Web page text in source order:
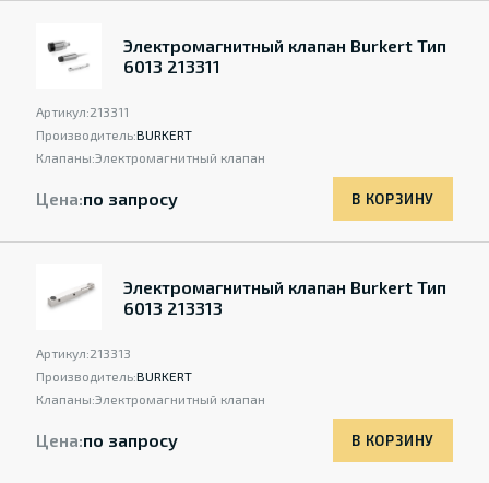
Электромагнитный клапан Burkert Тип
6013 213311
Артикул:213311
Производитель:BURKERT
Клапаны:Электромагнитный клапан
Цена:по запросу В КОРЗИНУ
Электромагнитный клапан Burkert Тип
6013 213313
Артикул:213313
Производитель:BURKERT
Клапаны:Электромагнитный клапан
Цена:по запросу В КОРЗИНУ